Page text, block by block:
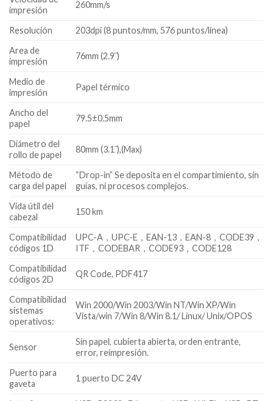
impresión
260mm/s
Resolución
203dpi (8 puntos/mm, 576 puntos/linea)
Area de
impresión
76mm (2.9¨)
Medio de
impresión
Papel térmico
Ancho del
papel
79.5±0.5mm
Diámetro del
rollo de papel
80mm (3.1¨),(Max)
Método de
carga del papel
“Drop-in” Se deposita en el compartimiento, sin
guías, ni procesos complejos.
Vida útil del
cabezal
150 km
Compatibilidad
códigos 1D
UPC-A，UPC-E，EAN-13，EAN-8，CODE39，
ITF，CODEBAR，CODE93，CODE128
Compatibilidad
códigos 2D
QR Code, PDF417
Compatibilidad
sistemas
operativos:
Win 2000/Win 2003/Win NT/Win XP/Win
Vista/win 7/Win 8/Win 8.1/ Linux/ Unix/OPOS
Sensor
Sin papel, cubierta abierta, orden entrante,
error, reimpresión.
Puerto para
gaveta
1 puerto DC 24V